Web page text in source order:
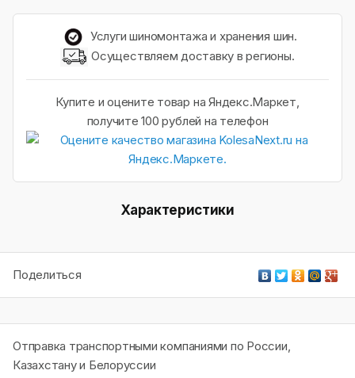
Услуги шиномонтажа и хранения шин.
Осуществляем доставку в регионы.
Купите и оцените товар на Яндекс.Маркет,
получите 100 рублей на телефон
Характеристики
Поделиться
Отправка транспортными компаниями по России,
Казахстану и Белоруссии